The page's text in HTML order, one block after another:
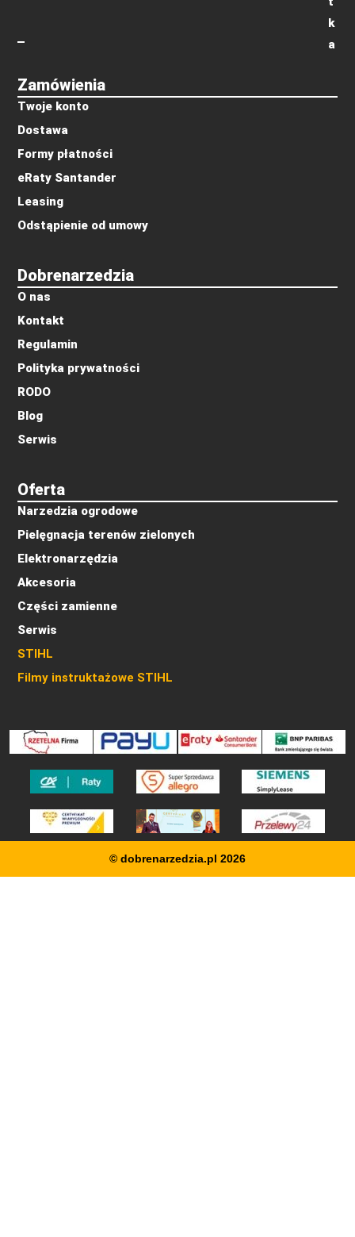
Oferta
Narzedzia ogrodowe
Pielęgnacja terenów zielonych
Elektronarzędzia
Akcesoria
Części zamienne
Serwis
STIHL
Filmy instruktażowe STIHL
Dobrenarzedzia
O nas
Kontakt
Regulamin
Polityka prywatności
RODO
Blog
Serwis
Zamówienia
Twoje konto
Dostawa
Formy płatności
eRaty Santander
Leasing
Odstąpienie od umowy
k
a
© dobrenarzedzia.pl 2026